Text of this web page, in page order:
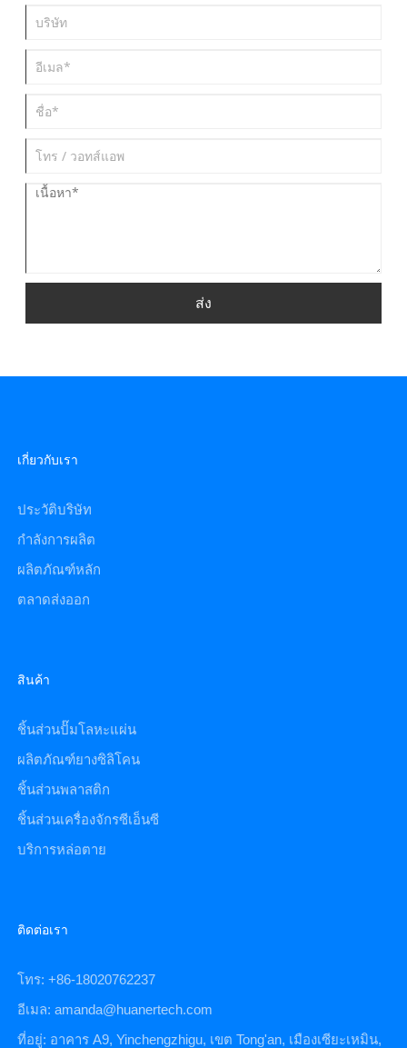
ส่ง
เกี่ยวกับเรา
ประวัติบริษัท
กำลังการผลิต
ผลิตภัณฑ์หลัก
ตลาดส่งออก
สินค้า
ชิ้นส่วนปั๊มโลหะแผ่น
ผลิตภัณฑ์ยางซิลิโคน
ชิ้นส่วนพลาสติก
ชิ้นส่วนเครื่องจักรซีเอ็นซี
บริการหล่อตาย
ติดต่อเรา
โทร: +86-18020762237
อีเมล: amanda@huanertech.com
ที่อยู่: อาคาร A9, Yinchengzhigu, เขต Tong'an, เมืองเซียะเหมิน,